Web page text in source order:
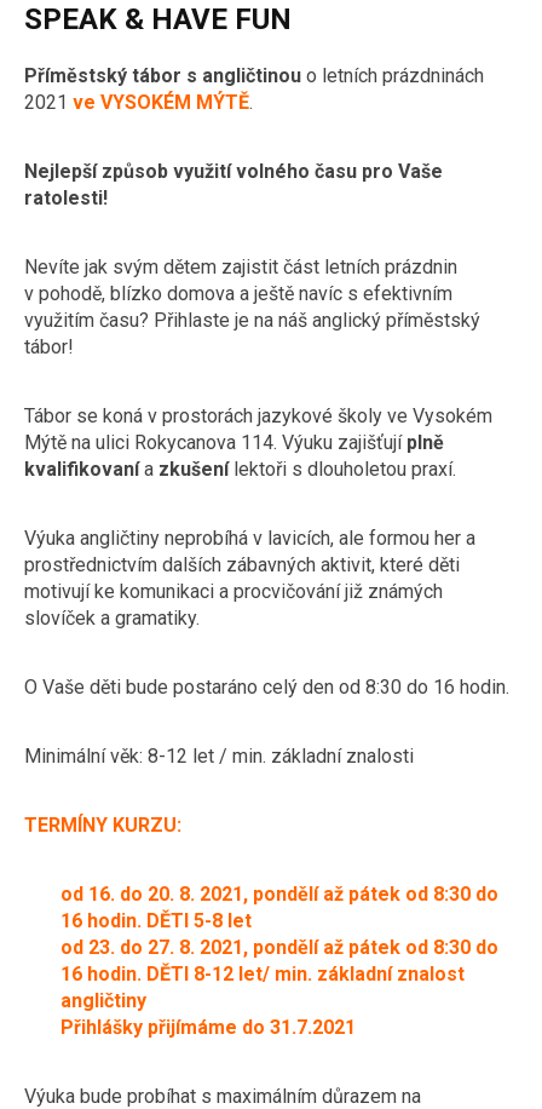
SPEAK & HAVE FUN
Příměstský tábor s angličtinou o letních prázdninách
2021 ve VYSOKÉM MÝTĚ.
Nejlepší způsob využití volného času pro Vaše
ratolesti!
Nevíte jak svým dětem zajistit část letních prázdnin
v pohodě, blízko domova a ještě navíc s efektivním
využitím času? Přihlaste je na náš anglický příměstský
tábor!
Tábor se koná v prostorách jazykové školy ve Vysokém
Mýtě na ulici Rokycanova 114. Výuku zajišťují plně
kvalifikovaní a zkušenílektoři s dlouholetou praxí.
Výuka angličtiny neprobíhá v lavicích, ale formou her a
prostřednictvím dalších zábavných aktivit, které děti
motivují ke komunikaci a procvičování již známých
slovíček a gramatiky.
O Vaše děti bude postaráno celý den od 8:30 do 16 hodin.
Minimální věk: 8-12 let / min. základní znalosti
TERMÍNY KURZU:
od 16. do 20. 8. 2021, pondělí až pátek od 8:30 do
16 hodin. DĚTI 5-8 let
od 23. do 27. 8. 2021, pondělí až pátek od 8:30 do
16 hodin. DĚTI 8-12 let/ min. základní znalost
angličtiny
Přihlášky přijímáme do 31.7.2021
Výuka bude probíhat s maximálním důrazem na